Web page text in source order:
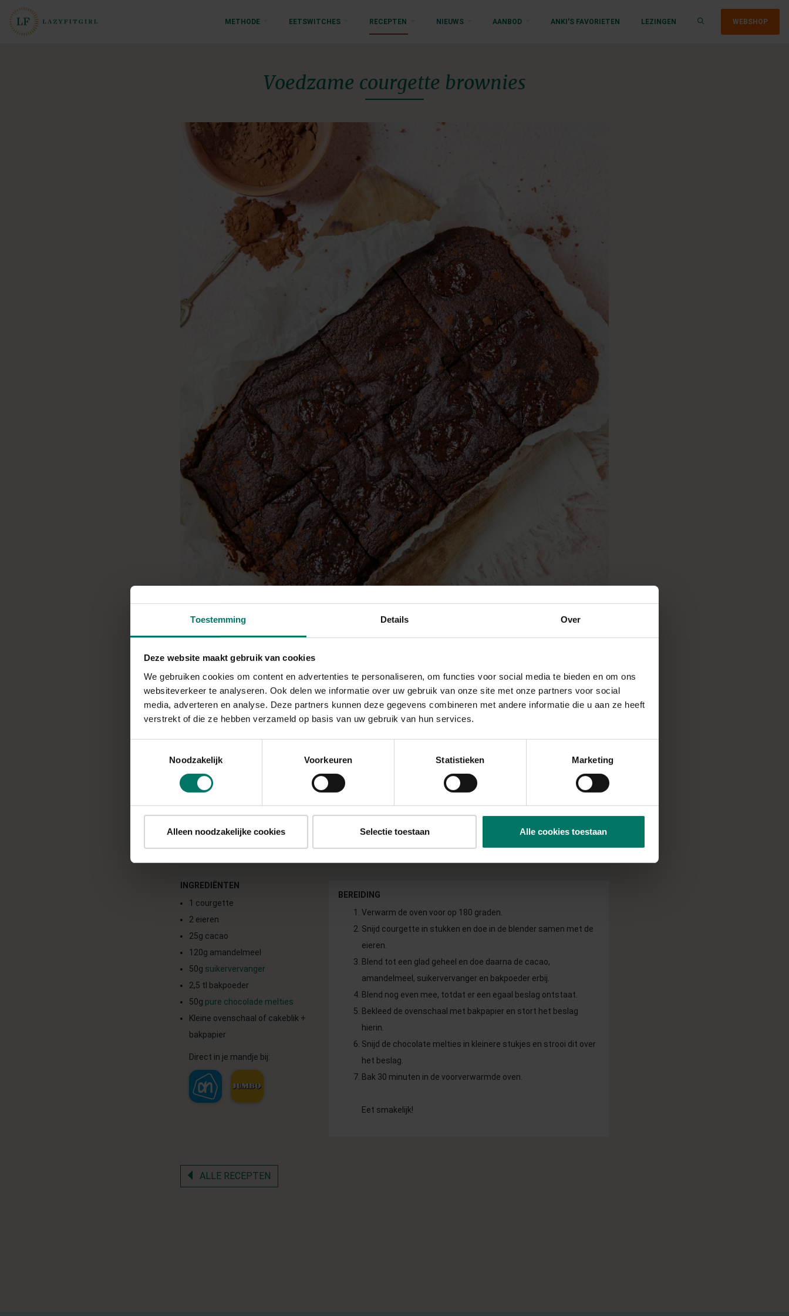
Toestemming Details Over
Deze website maakt gebruik van cookies
We gebruiken cookies om content en advertenties te personaliseren, om functies voor social media te bieden en om ons
websiteverkeer te analyseren. Ook delen we informatie over uw gebruik van onze site met onze partners voor social
media, adverteren en analyse. Deze partners kunnen deze gegevens combineren met andere informatie die u aan ze heeft
verstrekt of die ze hebben verzameld op basis van uw gebruik van hun services.
Noodzakelijk
Voorkeuren Statistieken Marketing
Alleen noodzakelijke cookies Selectie toestaan Alle cookies toestaan
METHODE EETSWITCHES RECEPTEN NIEUWS AANBOD ANKI'S FAVORIETEN LEZINGEN WEBSHOP
Voedzame courgette brownies
Deze voedzame courgette brownies zijn een feestje om op tafel te zetten. Ze zijn een perfect
INGREDIËNTEN
1 courgette
2 eieren
25g cacao
120g amandelmeel
50g suikervervanger
2,5 tl bakpoeder
50g pure chocolade melties
Kleine ovenschaal of cakeblik +
bakpapier
Direct in je mandje bij:
BEREIDING
Verwarm de oven voor op 180 graden.
Snijd courgette in stukken en doe in de blender samen met de
eieren.
Blend tot een glad geheel en doe daarna de cacao,
amandelmeel, suikervervanger en bakpoeder erbij.
Blend nog even mee, totdat er een egaal beslag ontstaat.
Bekleed de ovenschaal met bakpapier en stort het beslag
hierin.
Snijd de chocolate melties in kleinere stukjes en strooi dit over
het beslag.
Bak 30 minuten in de voorverwarmde oven.
Eet smakelijk!
ALLE RECEPTEN